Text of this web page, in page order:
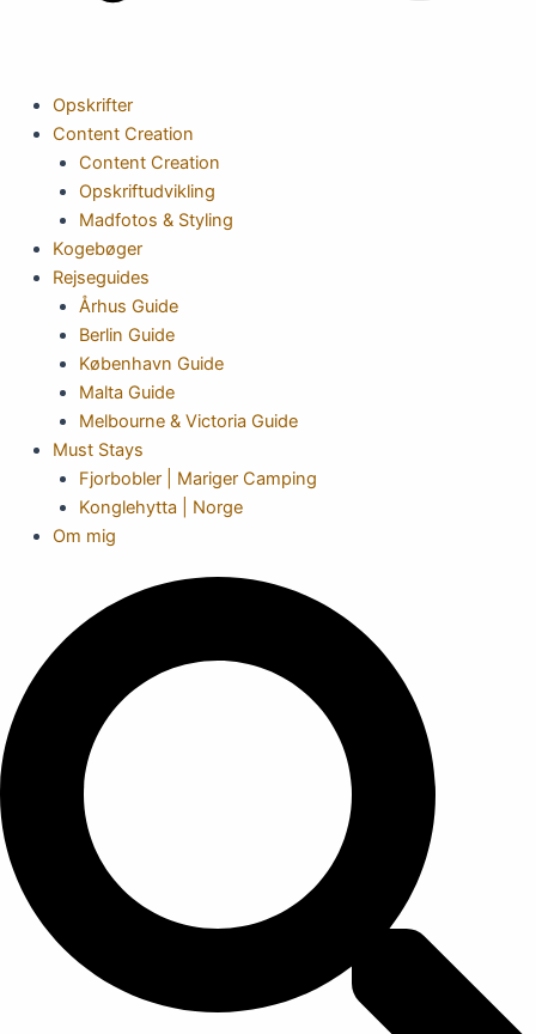
Opskrifter
Content Creation
Content Creation
Opskriftudvikling
Madfotos & Styling
Kogebøger
Rejseguides
Århus Guide
Berlin Guide
København Guide
Malta Guide
Melbourne & Victoria Guide
Must Stays
Fjorbobler | Mariger Camping
Konglehytta | Norge
Om mig